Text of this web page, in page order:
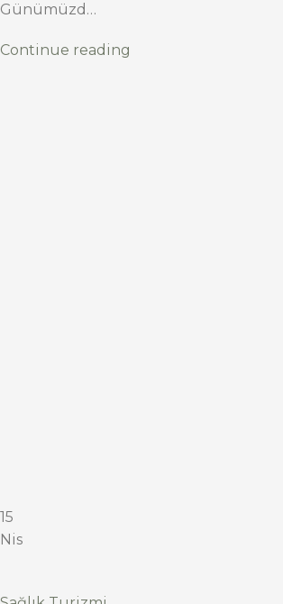
Günümüzd…
Continue reading
15
Nis